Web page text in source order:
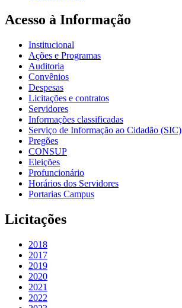
Acesso à Informação
Institucional
Ações e Programas
Auditoria
Convênios
Despesas
Licitações e contratos
Servidores
Informações classificadas
Serviço de Informação ao Cidadão (SIC)
Pregões
CONSUP
Eleições
Profuncionário
Horários dos Servidores
Portarias Campus
Licitações
2018
2017
2019
2020
2021
2022